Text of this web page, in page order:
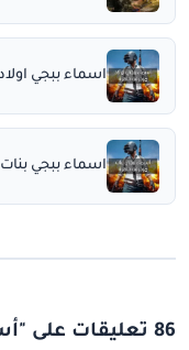
اسماء ببجي
اسماء ببجي
86 تعليقات على "أسماء جاهزة"